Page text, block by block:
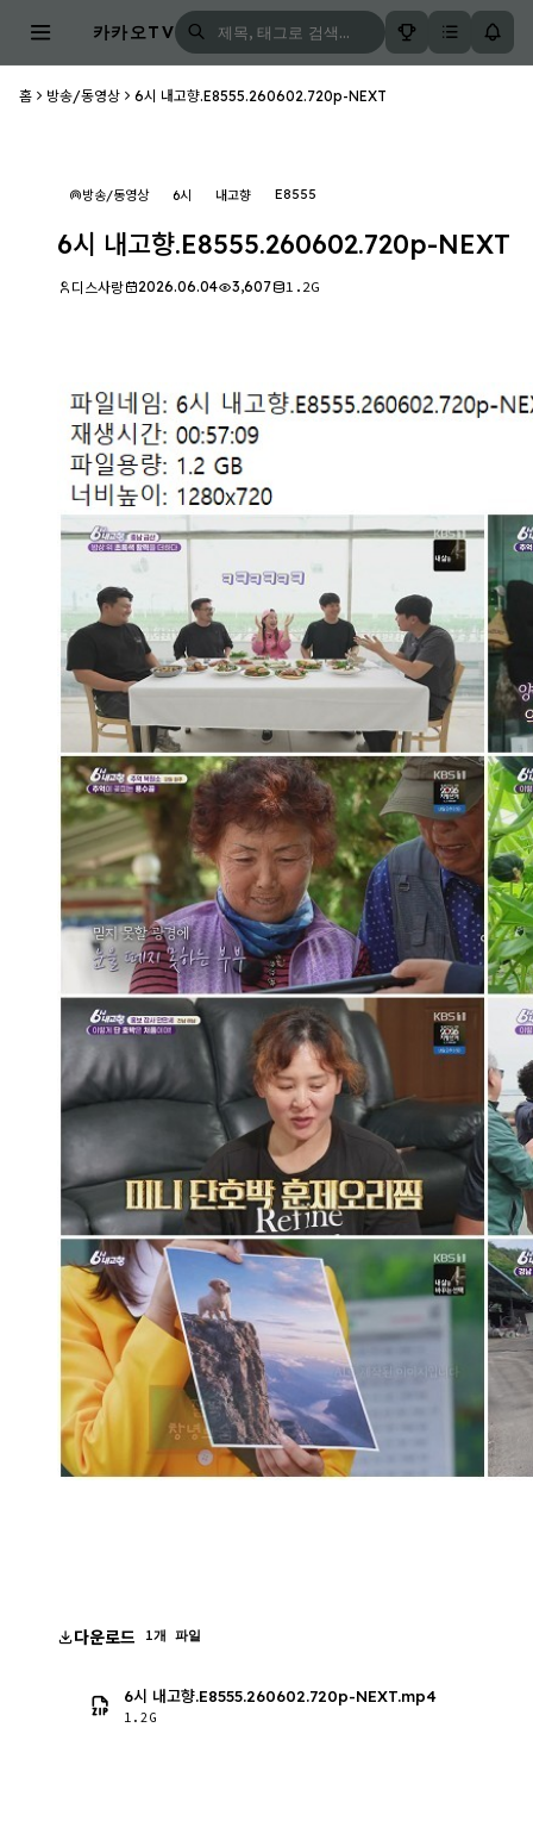
카카오TV
홈 방송/동영상 6시 내고향.E8555.260602.720p-NEXT
방송/동영상 6시 내고향 E8555
6시 내고향.E8555.260602.720p-NEXT
디스사랑 2026.06.04 3,607 1.2G
다운로드 1개 파일
6시 내고향.E8555.260602.720p-NEXT.mp4
1.2G